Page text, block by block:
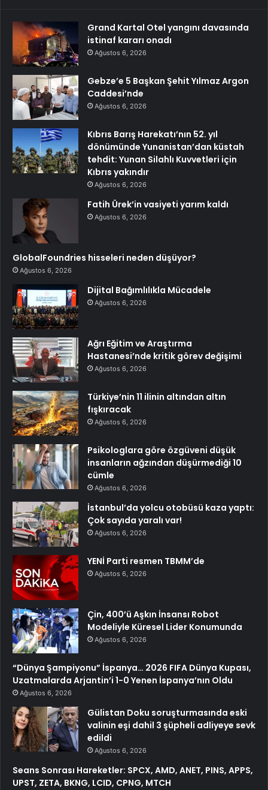
Grand Kartal Otel yangını davasında
istinaf kararı onadı
Ağustos 6, 2026
Gebze’e 5 Başkan Şehit Yılmaz Argon
Caddesi’nde
Ağustos 6, 2026
Kıbrıs Barış Harekatı’nın 52. yıl
dönümünde Yunanistan’dan küstah
tehdit: Yunan Silahlı Kuvvetleri için
Kıbrıs yakındır
Ağustos 6, 2026
Fatih Ürek’in vasiyeti yarım kaldı
Ağustos 6, 2026
GlobalFoundries hisseleri neden düşüyor?
Ağustos 6, 2026
Dijital Bağımlılıkla Mücadele
Ağustos 6, 2026
Ağrı Eğitim ve Araştırma
Hastanesi’nde kritik görev değişimi
Ağustos 6, 2026
Türkiye’nin 11 ilinin altından altın
fışkıracak
Ağustos 6, 2026
Psikologlara göre özgüveni düşük
insanların ağzından düşürmediği 10
cümle
Ağustos 6, 2026
İstanbul’da yolcu otobüsü kaza yaptı:
Çok sayıda yaralı var!
Ağustos 6, 2026
YENİ Parti resmen TBMM’de
Ağustos 6, 2026
Çin, 400’ü Aşkın İnsansı Robot
Modeliyle Küresel Lider Konumunda
Ağustos 6, 2026
“Dünya Şampiyonu” İspanya… 2026 FIFA Dünya Kupası,
Uzatmalarda Arjantin’i 1-0 Yenen İspanya’nın Oldu
Ağustos 6, 2026
Gülistan Doku soruşturmasında eski
valinin eşi dahil 3 şüpheli adliyeye sevk
edildi
Ağustos 6, 2026
Seans Sonrası Hareketler: SPCX, AMD, ANET, PINS, APPS,
UPST, ZETA, BKNG, LCID, CPNG, MTCH